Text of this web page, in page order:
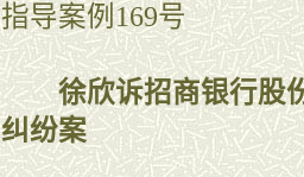
指导案例169号
徐欣诉招商银行股
纠纷案